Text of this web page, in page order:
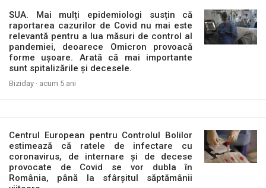
SUA. Mai mulți epidemiologi susțin că
raportarea cazurilor de Covid nu mai este
relevantă pentru a lua măsuri de control al
pandemiei, deoarece Omicron provoacă
forme ușoare. Arată că mai importante
sunt spitalizările și decesele.
Biziday · acum 5 ani
Centrul European pentru Controlul Bolilor
estimează că ratele de infectare cu
coronavirus, de internare și de decese
provocate de Covid se vor dubla în
România, până la sfârșitul săptămânii